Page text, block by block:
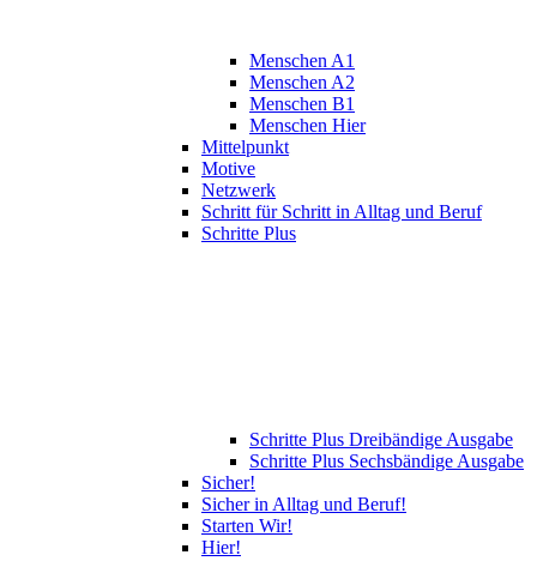
Menschen A1
Menschen A2
Menschen B1
Menschen Hier
Mittelpunkt
Motive
Netzwerk
Schritt für Schritt in Alltag und Beruf
Schritte Plus
Schritte Plus Dreibändige Ausgabe
Schritte Plus Sechsbändige Ausgabe
Sicher!
Sicher in Alltag und Beruf!
Starten Wir!
Hier!